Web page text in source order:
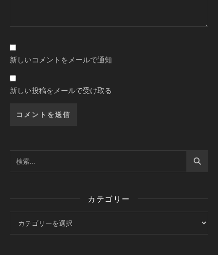
新しいコメントをメールで通知
新しい投稿をメールで受け取る
カテゴリー